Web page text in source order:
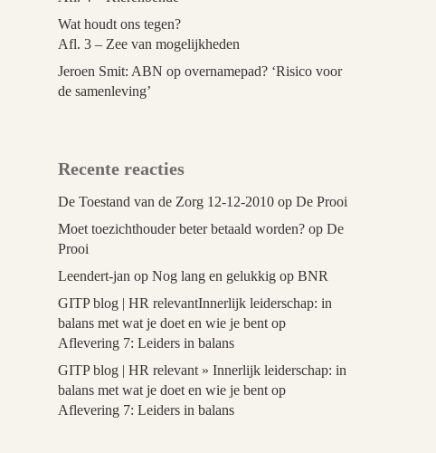
Wat houdt ons tegen?
Afl. 3 – Zee van mogelijkheden
Jeroen Smit: ABN op overnamepad? ‘Risico voor
de samenleving’
Recente reacties
De Toestand van de Zorg 12-12-2010op De Prooi
Moet toezichthouder beter betaald worden?op De
Prooi
Leendert-jan op Nog lang en gelukkig op BNR
GITP blog | HR relevantInnerlijk leiderschap: in
balans met wat je doet en wie je bentop
Aflevering 7: Leiders in balans
GITP blog | HR relevant » Innerlijk leiderschap: in
balans met wat je doet en wie je bentop
Aflevering 7: Leiders in balans